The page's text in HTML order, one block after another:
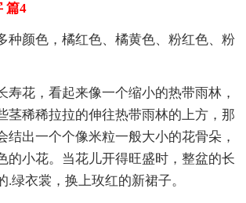
篇4
种颜色，橘红色、橘黄色、粉红色、粉
寿花，看起来像一个缩小的热带雨林，
茎稀稀拉拉的伸往热带雨林的上方，那
结出一个个像米粒一般大小的花骨朵，
的小花。当花儿开得旺盛时，整盆的长
.绿衣裳，换上玫红的新裙子。